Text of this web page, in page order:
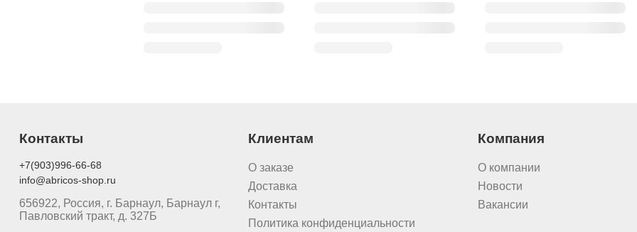
Контакты
+7(903)996-66-68
info@abricos-shop.ru
656922, Россия, г. Барнаул, Барнаул г,
Павловский тракт, д. 327Б
Клиентам
О заказе
Доставка
Контакты
Политика конфиденциальности
Компания
О компании
Новости
Вакансии